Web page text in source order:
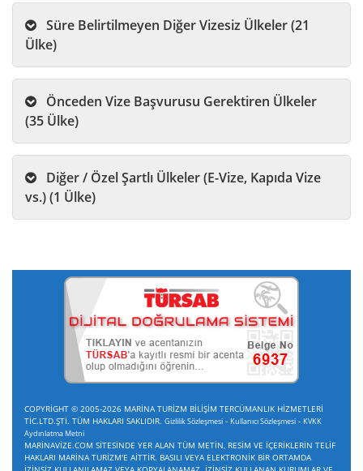
Ülke)
(35 Ülke)
vs.) (1 Ülke)
COPYRİGHT © 2005-2026 MARİNA TURİZM BİLİŞİM TERCÜMANLIK HİZMETLERİ
TİC.LTD.ŞTİ. TÜM HAKLARI SAKLIDIR. Gizlilik Sözleşmesi - Kullanıcı Sözleşmesi - KVKK
Aydınlatma Metni
MARİNAVİZE.COM SİTESİNDE YER ALAN TÜM METİN, RESİM VE İÇERİKLERİN TELİF
HAKLARI MARİNA TURİZM'E AİTTİR. BASILI VEYA ELEKTRONİK BİR ORTAMDA